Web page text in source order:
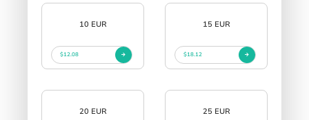
10 EUR
$12.08
15 EUR
$18.12
20 EUR 25 EUR